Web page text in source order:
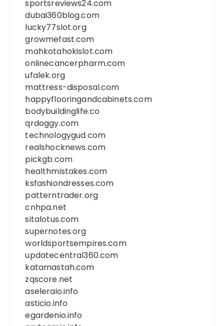
sportsreviews24.com
dubai360blog.com
lucky77slot.org
growmefast.com
mahkotahokislot.com
onlinecancerpharm.com
ufalek.org
mattress-disposal.com
happyflooringandcabinets.com
bodybuildinglife.co
qrdoggy.com
technologygud.com
realshocknews.com
pickgb.com
healthmistakes.com
ksfashiondresses.com
patterntrader.org
cnhpa.net
sitalotus.com
supernotes.org
worldsportsempires.com
updatecentral360.com
katamastah.com
zqscore.net
aseleraio.info
asticio.info
egardenio.info